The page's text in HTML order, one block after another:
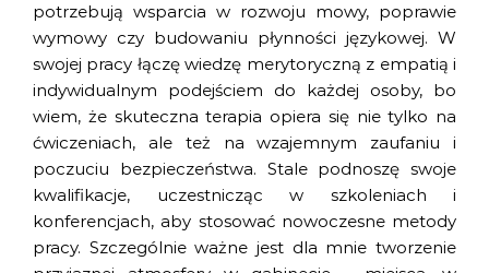
potrzebują wsparcia w rozwoju mowy, poprawie
wymowy czy budowaniu płynności językowej. W
swojej pracy łączę wiedzę merytoryczną z empatią i
indywidualnym podejściem do każdej osoby, bo
wiem, że skuteczna terapia opiera się nie tylko na
ćwiczeniach, ale też na wzajemnym zaufaniu i
poczuciu bezpieczeństwa. Stale podnoszę swoje
kwalifikacje, uczestnicząc w szkoleniach i
konferencjach, aby stosować nowoczesne metody
pracy. Szczególnie ważne jest dla mnie tworzenie